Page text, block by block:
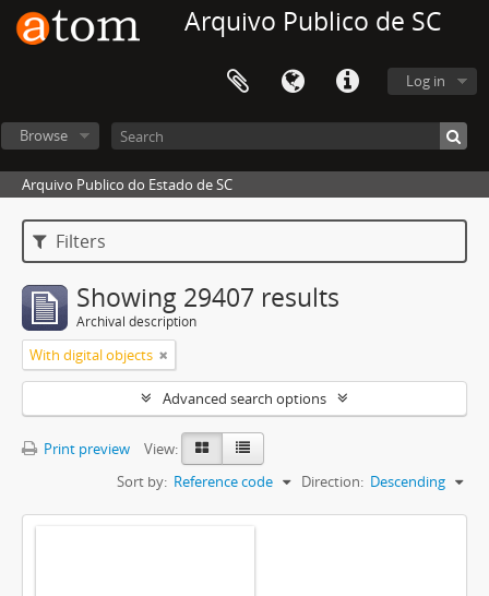
Arquivo Publico de SC
Log in
Browse
Arquivo Publico do Estado de SC
Filters
Showing 29407 results
Archival description
With digital objects
Advanced search options
Print preview
View:
Sort by: Reference code Direction: Descending